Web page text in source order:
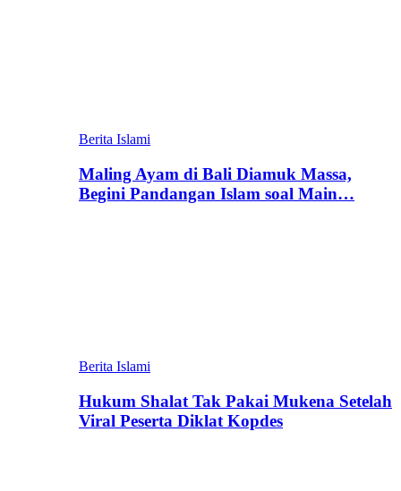
Berita Islami
Maling Ayam di Bali Diamuk Massa,
Begini Pandangan Islam soal Main…
Berita Islami
Hukum Shalat Tak Pakai Mukena Setelah
Viral Peserta Diklat Kopdes